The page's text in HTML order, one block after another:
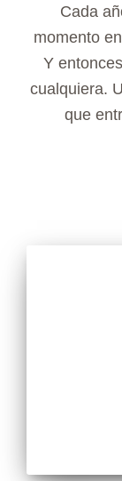
Cada
momento
Y
cualquiera.
que